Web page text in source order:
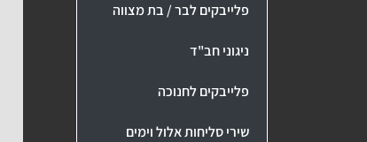
פלייבקים לבר / בת מצווה
ניגוני חב"ד
פלייבקים לחנוכה
שירי סליחות אלול וימים